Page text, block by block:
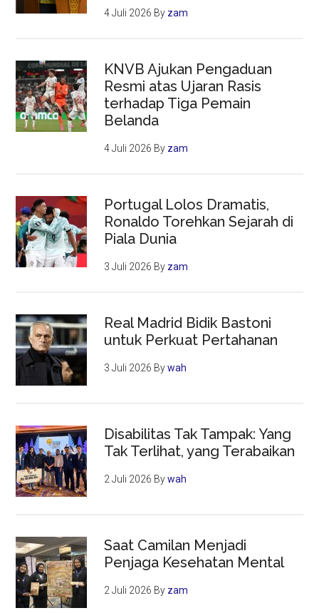
4 Juli 2026 By zam
KNVB Ajukan Pengaduan
Resmi atas Ujaran Rasis
terhadap Tiga Pemain
Belanda
4 Juli 2026 By zam
Portugal Lolos Dramatis,
Ronaldo Torehkan Sejarah di
Piala Dunia
3 Juli 2026 By zam
Real Madrid Bidik Bastoni
untuk Perkuat Pertahanan
3 Juli 2026 Bywah
Disabilitas Tak Tampak: Yang
Tak Terlihat, yang Terabaikan
2 Juli 2026 Bywah
Saat Camilan Menjadi
Penjaga Kesehatan Mental
2 Juli 2026 By zam